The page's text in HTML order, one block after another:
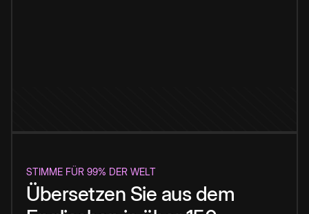
STIMME FÜR 99% DER WELT
Übersetzen Sie aus dem